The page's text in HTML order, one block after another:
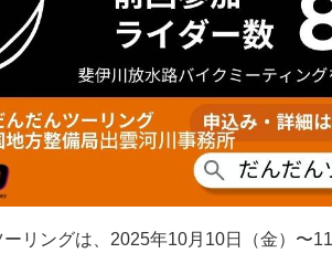
リングは、2025年10月10日（金）〜